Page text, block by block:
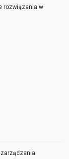
rozwiązania w